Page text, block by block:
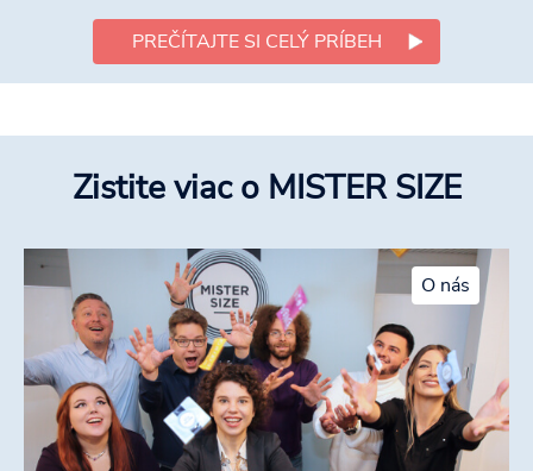
PREČÍTAJTE SI CELÝ PRÍBEH
Zistite viac o MISTER SIZE
O nás